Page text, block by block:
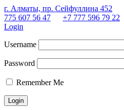
г. Алматы, пр. Сейфуллина 452
775 607 56 47
+7 777 596 79 22
Login
Username
Password
Remember Me